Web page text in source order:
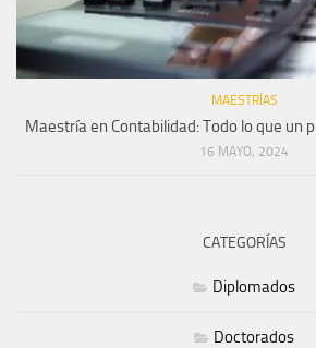
MAESTRÍAS
Maestría en Contabilidad: Todo lo que un
16 MAYO, 2024
CATEGORÍAS
Diplomados
Doctorados